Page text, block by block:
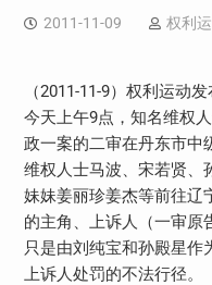
2011-11-09 权利
（2011-11-9）权利运动发
今天上午9点，知名维权
政一案的二审在丹东市中
维权人士马波、宋若贤、
妹妹姜丽珍姜杰等前往辽
的主角、上诉人（一审原
只是由刘纯宝和孙殿星作
上诉人处罚的不法行径。